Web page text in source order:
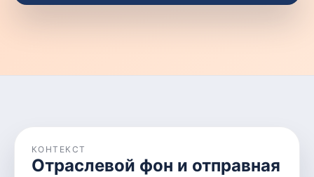
КОНТЕКСТ
Отраслевой фон и отправная